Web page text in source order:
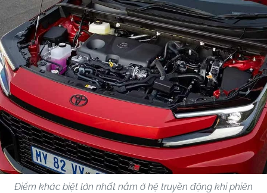
Điểm khác biệt lớn nhất nằm ở hệ truyền động khi phiên